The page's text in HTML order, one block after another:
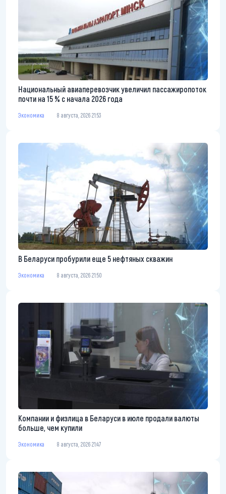
Национальный авиаперевозчик увеличил пассажиропоток
почти на 15 % с начала 2026 года
Экономика 8 августа, 2026 21:53
В Беларуси пробурили еще 5 нефтяных скважин
Экономика 8 августа, 2026 21:50
Компании и физлица в Беларуси в июле продали валюты
больше, чем купили
Экономика 8 августа, 2026 21:47